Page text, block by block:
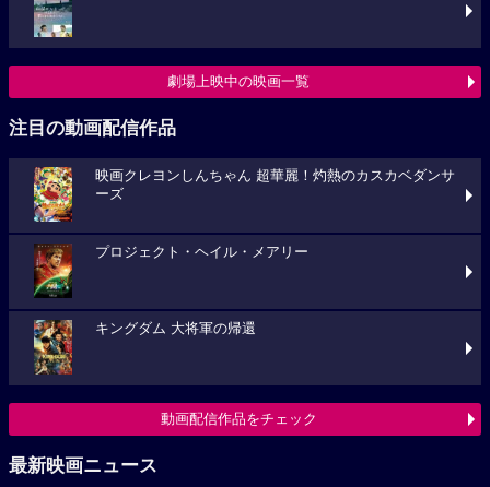
劇場上映中の映画一覧
注目の動画配信作品
映画クレヨンしんちゃん 超華麗！灼熱のカスカベダンサ
ーズ
プロジェクト・ヘイル・メアリー
キングダム 大将軍の帰還
動画配信作品をチェック
最新映画ニュース